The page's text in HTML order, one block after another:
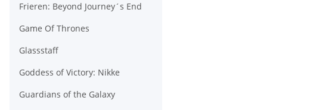
Frieren: Beyond Journey´s End
Game Of Thrones
Glassstaff
Goddess of Victory: Nikke
Guardians of the Galaxy